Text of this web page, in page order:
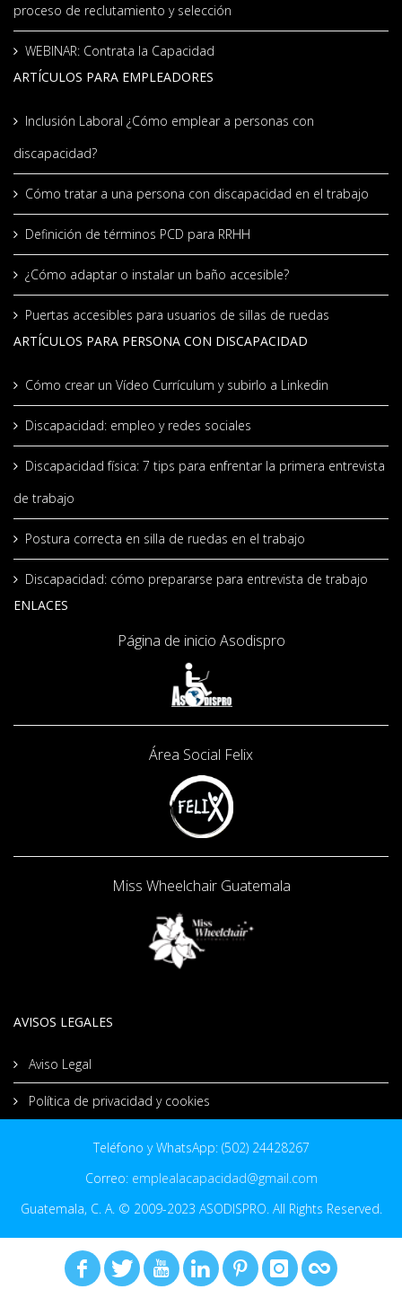
proceso de reclutamiento y selección
WEBINAR: Contrata la Capacidad
ARTÍCULOS PARA EMPLEADORES
Inclusión Laboral ¿Cómo emplear a personas con
discapacidad?
Cómo tratar a una persona con discapacidad en el trabajo
Definición de términos PCD para RRHH
¿Cómo adaptar o instalar un baño accesible?
Puertas accesibles para usuarios de sillas de ruedas
ARTÍCULOS PARA PERSONA CON DISCAPACIDAD
Cómo crear un Vídeo Currículum y subirlo a Linkedin
Discapacidad: empleo y redes sociales
Discapacidad física: 7 tips para enfrentar la primera entrevista
de trabajo
Postura correcta en silla de ruedas en el trabajo
Discapacidad: cómo prepararse para entrevista de trabajo
ENLACES
Página de inicio Asodispro
Área Social Felix
Miss Wheelchair Guatemala
AVISOS LEGALES
Aviso Legal
Política de privacidad y cookies
Teléfono y WhatsApp: (502) 24428267
Correo: emplealacapacidad@gmail.com
Guatemala, C. A. © 2009-2023 ASODISPRO. All Rights Reserved.